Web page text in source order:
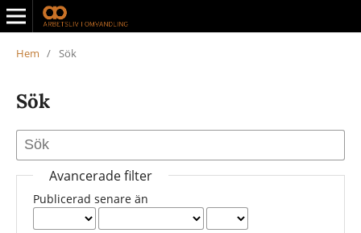
Hem / Sök
Sök
Avancerade filter
Publicerad senare än